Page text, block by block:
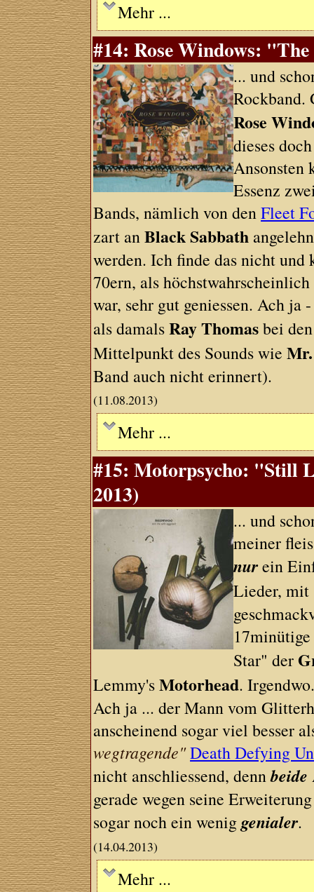
Mehr ...
#14: Rose Windows:
... und
Rockband.
Rose
dieses
Ansonsten
Essenz
Bands, nämlich von denFleet
zart anBlack Sabbath
werden. Ich finde das nicht
70ern, als
war, sehr gut geniessen. Ach
als damalsRay Thomasbei
Mittelpunkt des Sounds wie
Band auch nicht erinnert).
(11.08.2013)
Mehr ...
#15: Motorpsycho: "Still
2013)
... und
meiner
nurein
Lieder,
Star" der
Lemmy'sMotorhead.
Ach ja ... der Mann vom
anscheinend sogar viel besser
wegtragende"Death Defying
nicht anschliessend, dennbeide
gerade wegen seine
sogar noch ein weniggenialer.
(14.04.2013)
Mehr ...